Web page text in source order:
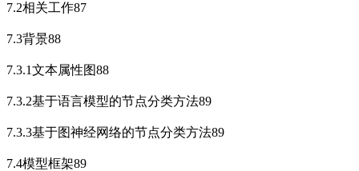
7.2相关工作87
7.3背景88
7.3.1文本属性图88
7.3.2基于语言模型的节点分类方法89
7.3.3基于图神经网络的节点分类方法89
7.4模型框架89